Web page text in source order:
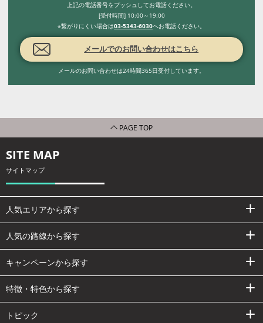
上記の電話番号をプッシュしてお電話ください。
[受付時間] 10:00～19:00
※繋がりにくい場合は03-5343-6030へお電話ください。
メールでのお問い合わせはこちら
メールのお問い合わせは24時間365日受付しています。
PAGE TOP
SITE MAP
サイトマップ
人気エリアから探す
人気の路線から探す
キャンペーンから探す
特徴・特色から探す
トピック